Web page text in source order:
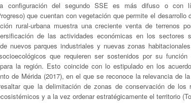
configuración del segundo SSE es más difuso o con
que cuentan con vegetación que permite el
rural-urbana muestra una creciente venta de
de las actividades económicas en los
nuevos parques industriales y nuevas zonas
que requieren ser sostenidos por su
la región. Esto coincide con lo estipulado en los
de Mérida (2017), en el que se reconoce la relevancia de
que la delimitación de zonas de conservación de
y a la vez ordenar estratégicamente el territorio